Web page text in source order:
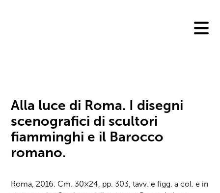
Alla luce di Roma. I disegni
scenografici di scultori
fiamminghi e il Barocco
romano.
Roma, 2016. Cm. 30×24, pp. 303, tavv. e figg. a col. e in